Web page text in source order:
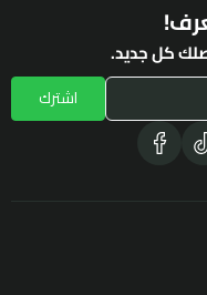
كل جديد.
اشترك